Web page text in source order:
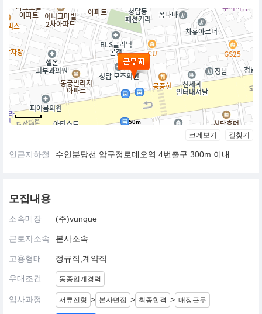
50m
크게보기 길찾기
인근지하철 수인분당선 압구정로데오역 4번출구 300m 이내
모집내용
소속매장 (주)vunque
근로자소속 본사소속
고용형태 정규직,계약직
우대조건 동종업계경력
입사과정 서류전형 > 본사면접 > 최종합격 > 매장근무